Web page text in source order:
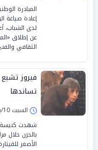
المبادرة
إعادة صياغة
لدى الشباب،
عن إطلاق
الثقافي
فيروز تشيع
تساندها
السبت 10/يناير/2026 - 04:01 م
شهدت كنيسة
بالحزن خلال
الأصغر